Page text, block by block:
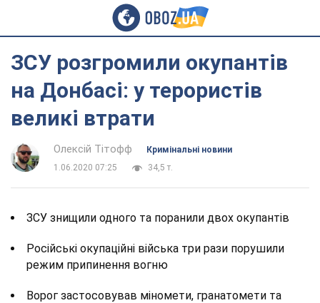
ЗСУ розгромили окупантів
на Донбасі: у терористів
великі втрати
Олексій Тітофф
Кримінальні новини
1.06.2020 07:25
34,5 т.
ЗСУ знищили одного та поранили двох окупантів
Російські окупаційні війська три рази порушили
режим припинення вогню
Ворог застосовував міномети, гранатомети та